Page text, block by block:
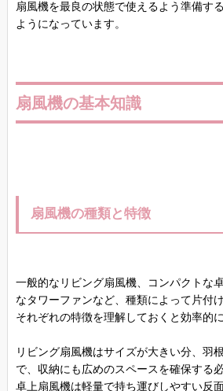
扇風機を最良の状態で使えるよう準備す
ようになっています。
扇風機の基本知識
扇風機の種類と特徴
一般的なリビング扇風機、コンパクトな
なタワーファンなど、種類によって片付
それぞれの特徴を理解しておくと効率的
リビング扇風機はサイズが大きい分、羽
で、収納にも広めのスペースを確保する
卓上扇風機は軽量で持ち運びしやすい反